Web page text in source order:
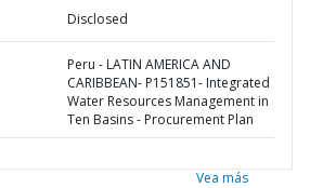
Disclosed
Peru - LATIN AMERICA AND
CARIBBEAN- P151851- Integrated
Water Resources Management in
Ten Basins - Procurement Plan
Vea más